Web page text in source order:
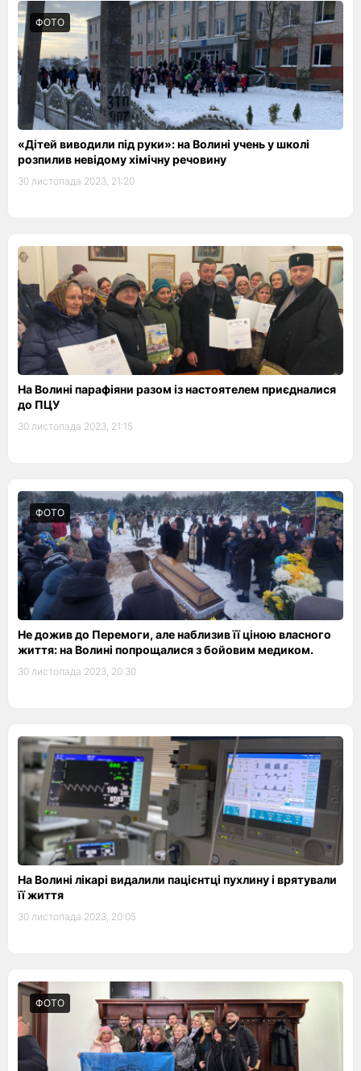
ФОТО
«Дітей виводили під руки»: на Волині учень у школі
розпилив невідому хімічну речовину
30 листопада 2023, 21:20
На Волині парафіяни разом із настоятелем приєдналися
до ПЦУ
30 листопада 2023, 21:15
ФОТО
Не дожив до Перемоги, але наблизив її ціною власного
життя: на Волині попрощалися з бойовим медиком.
30 листопада 2023, 20:30
На Волині лікарі видалили пацієнтці пухлину і врятували
її життя
30 листопада 2023, 20:05
ФОТО